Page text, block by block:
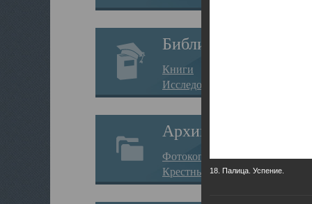
Библиотека
Книги
Исследования
Архив
Фотокопии дел
Крестные ходы18. Палица. Успение.